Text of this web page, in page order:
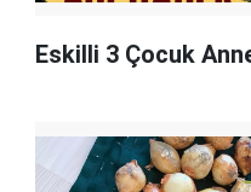
Eskilli 3 Çocuk